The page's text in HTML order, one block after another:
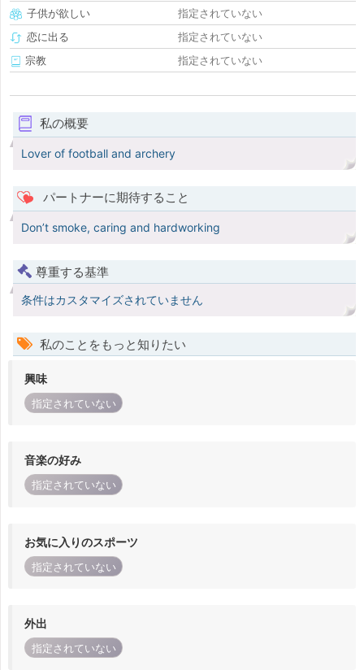
子供が欲しい
指定されていない
恋に出る
指定されていない
宗教
指定されていない
私の概要
Lover of football and archery
パートナーに期待すること
Don’t smoke, caring and hardworking
尊重する基準
条件はカスタマイズされていません
私のことをもっと知りたい
興味
指定されていない
音楽の好み
指定されていない
お気に入りのスポーツ
指定されていない
外出
指定されていない